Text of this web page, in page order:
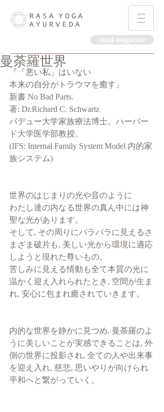
mail magazine
曼荼羅世界
『「悪い私」はいない
本来の自分がトラウマを癒す』
新書 No Bad Parts.
著: Dr.Richard C. Schwartz
バデュー大学家族療法博士。ハーバー
ド大学医学部教授。
(IFS: Internal Family System Model 内的家
族システム)
世界のはじまりの光や音のように
わたし達の内なる世界の真ん中には神
聖な光があります。
そして, その周りにバラバラに見えるさ
まざま破片も, 美しい光から環境に適応
しようと現れた尊いもの。
苦しみに見える情動も全て本質の光に
温かく迎え入れられたとき, 空間が生ま
れ, 安心に包まれ癒されていきます。
内的な世界を静かに見つめ, 曼荼羅のよ
うに美しいことが実感できることは, 外
側の世界に投影され, 全ての人や出来事
を迎え入れ, 慈悲, 思いやりが向けられ
平和へと繋がっていく。